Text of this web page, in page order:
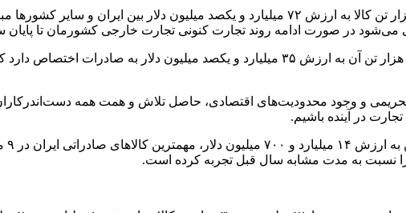
وی ادامه‌داد: از ابتدای سال‌جاری تا پایان آذر ماه ۱۲۲ میلیون و ۵۰۰ هزار تن کالا به ارزش ۷۲
وی افزود: از کل تجارت انجام شده در مدت مذکور، ۹۲ میلیون و ۳۰۰ هزار تن آن به ارزش ۳۵
و وجود محدودیت‌های اقتصادی، حاصل تلاش و همت همه
در آینده باشیم.